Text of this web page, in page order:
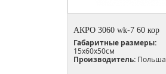
АКРО 3060 wk-7 60 кор
Габаритные размеры:
15х60х50см
Производитель: Польша